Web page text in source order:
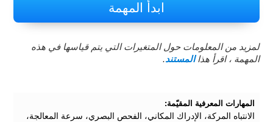
ابدأ المهمة
لمزيد من المعلومات حول المتغيرات التي يتم قياسها في هذه
المهمة ، اقرأ هذاالمستند.
المهارات المعرفية المقيّمة:
الانتباه المركة، الإدراك المكاني، الفحص البصري، سرعة المعالجة،